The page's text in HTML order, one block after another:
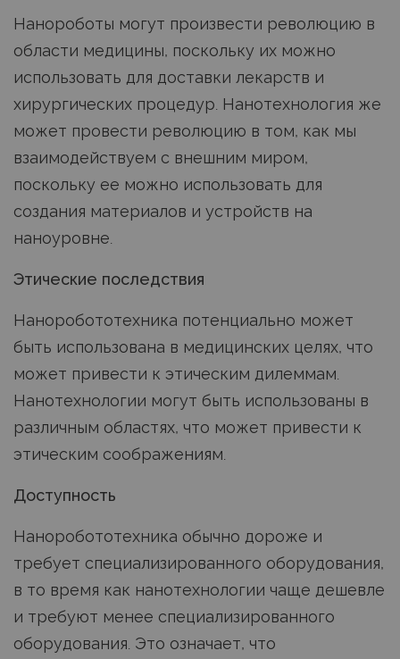
Нанороботы могут произвести революцию в
области медицины, поскольку их можно
использовать для доставки лекарств и
хирургических процедур. Нанотехнология же
может провести революцию в том, как мы
взаимодействуем с внешним миром,
поскольку ее можно использовать для
создания материалов и устройств на
наноуровне.
Этические последствия
Наноробототехника потенциально может
быть использована в медицинских целях, что
может привести к этическим дилеммам.
Нанотехнологии могут быть использованы в
различным областях, что может привести к
этическим соображениям.
Доступность
Наноробототехника обычно дороже и
требует специализированного оборудования,
в то время как нанотехнологии чаще дешевле
и требуют менее специализированного
оборудования. Это означает, что